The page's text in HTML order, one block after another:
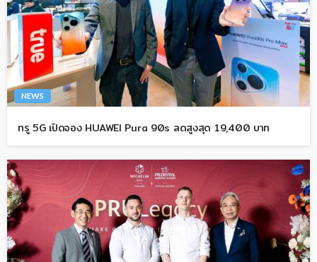
NEWS
ทรู 5G เปิดจอง HUAWEI Pura 90s ลดสูงสุด 19,400 บาท